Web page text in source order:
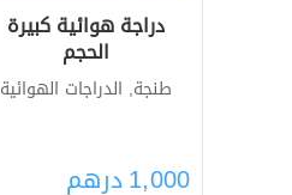
دراجة هوائية كبيرة
الحجم
طنجة, الدراجات الهوائية
1,000درهم